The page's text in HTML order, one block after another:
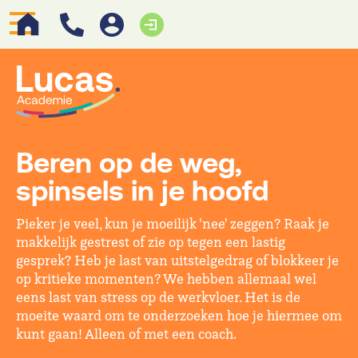
Beren op de weg,
spinsels in je hoofd
Pieker je veel, kun je moeilijk 'nee' zeggen? Raak je
makkelijk gestrest of zie op tegen een lastig
gesprek? Heb je last van uitstelgedrag of blokkeer je
op kritieke momenten? We hebben allemaal wel
eens last van stress op de werkvloer. Het is de
moeite waard om te onderzoeken hoe je hiermee om
kunt gaan! Alleen of met een coach.